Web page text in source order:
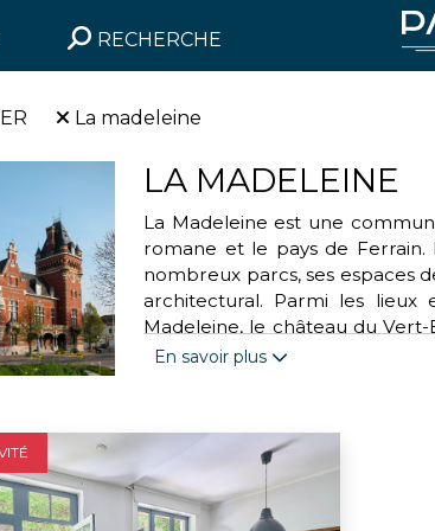
RECHERCHE
La madeleine
LA MADELEINE
La Madeleine est une
romane et le pays de Ferrain.
nombreux parcs, ses espaces
architectural. Parmi les lieux
Madeleine, le château du
caractéristiques tout au
En savoir plus